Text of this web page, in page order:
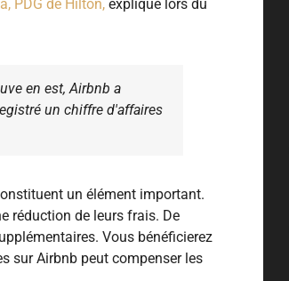
PDG de Hilton, expliqué lors du
en est, Airbnb a
un chiffre d'affaires
un élément important.
réduction de leurs frais. De
Vous bénéficierez
sur Airbnb peut compenser les